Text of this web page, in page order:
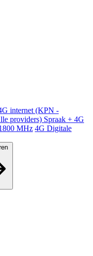
internet (KPN -
providers) Spraak + 4G
MHz 4G Digitale